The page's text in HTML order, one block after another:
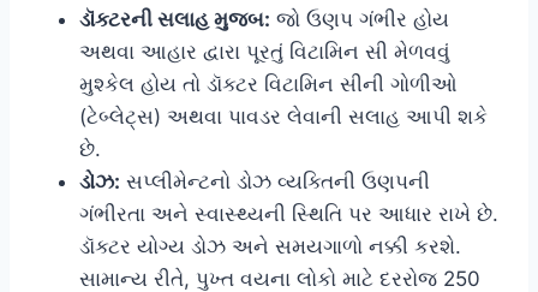
ડૉક્ટરની સલાહ મુજબ: જો ઉણપ ગંભીર હોય
અથવા આહાર દ્વારા પૂરતું વિટામિન સી મેળવવું
મુશ્કેલ હોય તો ડૉક્ટર વિટામિન સીની ગોળીઓ
(ટેબ્લેટ્સ) અથવા પાવડર લેવાની સલાહ આપી શકે
છે.
ડોઝ: સપ્લીમેન્ટનો ડોઝ વ્યક્તિની ઉણપની
ગંભીરતા અને સ્વાસ્થ્યની સ્થિતિ પર આધાર રાખે છે.
ડૉક્ટર યોગ્ય ડોઝ અને સમયગાળો નક્કી કરશે.
સામાન્ય રીતે, પુખ્ત વયના લોકો માટે દરરોજ 250